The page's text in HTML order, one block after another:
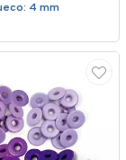
4 mm